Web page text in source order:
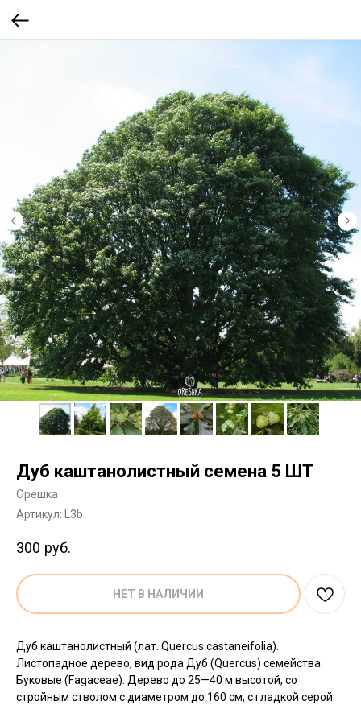
Дуб каштанолистный семена 5 ШТ
Орешка
Артикул:
L3b
300 руб.
НЕТ В НАЛИЧИИ
Дуб каштанолистный (лат. Quercus castaneifolia).
Листопадное дерево, вид рода Дуб (Quercus) семейства
Буковые (Fagaceae). Дерево до 25—40 м высотой, со
стройным стволом с диаметром до 160 см, с гладкой серой